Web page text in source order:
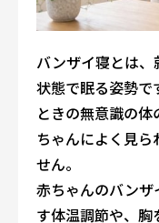
バンザイ寝とは
状態で眠る姿勢で
ときの無意識の
ちゃんによく見
せん。
赤ちゃんのバン
す体温調節や、胸